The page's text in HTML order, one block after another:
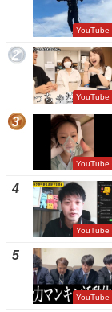
YouTube
2
YouTube
3
YouTube
4
YouTube
5
YouTube